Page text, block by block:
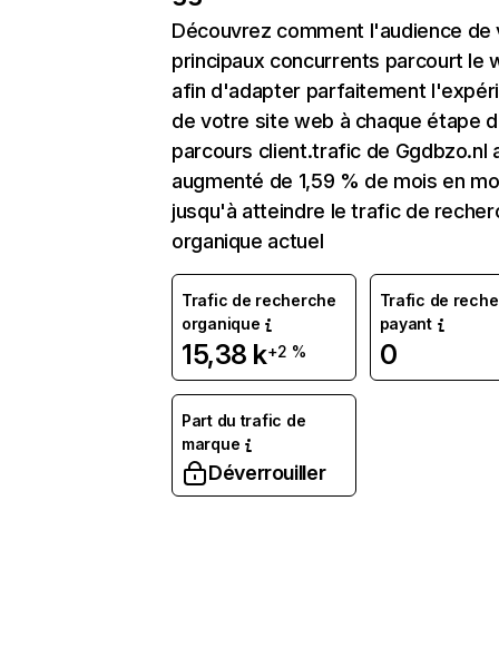
Découvrez comment l'audience de
principaux concurrents parcourt le
afin d'adapter parfaitement
de votre site web à chaque étape
parcours client.trafic de Ggdbzo.nl
augmenté de 1,59 % de mois en
jusqu'à atteindre le trafic de
organique actuel
Trafic de recherche
organique
15,38 k+2 %
Trafic de
payant
0
Part du trafic de
marque
Déverrouiller